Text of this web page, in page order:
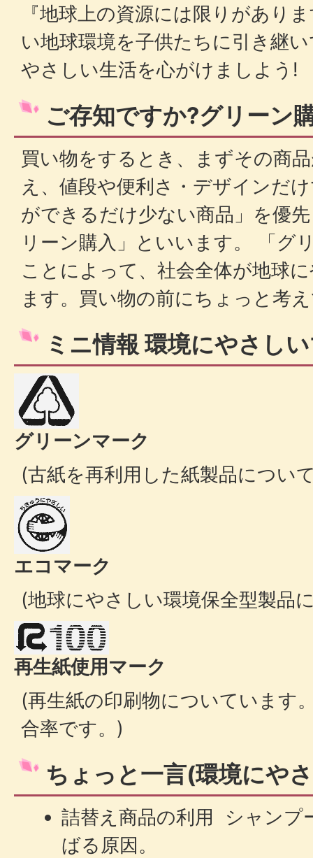
『地球上の資源には限りがあり
い地球環境を子供たちに引き継
やさしい生活を心がけましよう!
ご存知ですか?グリーン
買い物をするとき、まずその商
え、値段や便利さ・デザインだ
ができるだけ少ない商品」を優
リーン購入」といいます。 「グ
ことによって、社会全体が地球
ます。買い物の前にちょっと考
ミニ情報 環境にやさし
グリーンマーク
(古紙を再利用した紙製品につい
エコマーク
(地球にやさしい環境保全型製品
再生紙使用マーク
(再生紙の印刷物についています
合率です。)
ちょっと一言(環境にや
詰替え商品の利用 シャンプ
ばる原因。